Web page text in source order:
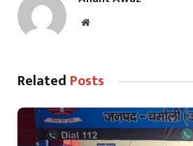
Website
Related Posts